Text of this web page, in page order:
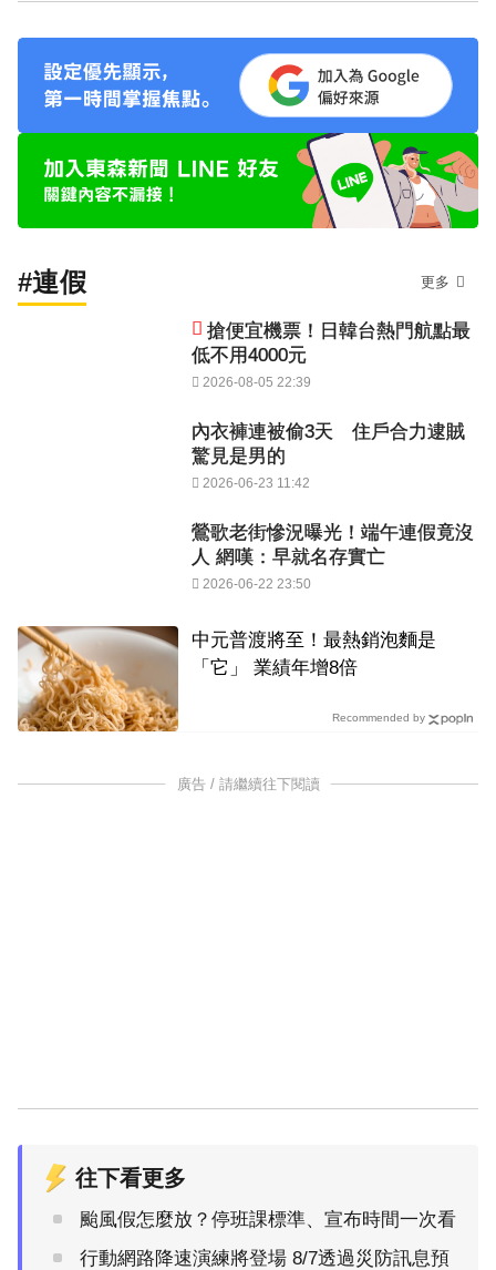
#連假 更多
搶便宜機票！日韓台熱門航點最
低不用4000元
2026-08-05 22:39
內衣褲連被偷3天 住戶合力逮賊
驚見是男的
2026-06-23 11:42
鶯歌老街慘況曝光！端午連假竟沒
人 網嘆：早就名存實亡
2026-06-22 23:50
中元普渡將至！最熱銷泡麵是
「它」 業績年增8倍
Recommended by
廣告 / 請繼續往下閱讀
往下看更多
颱風假怎麼放？停班課標準、宣布時間一次看
行動網路降速演練將登場 8/7透過災防訊息預